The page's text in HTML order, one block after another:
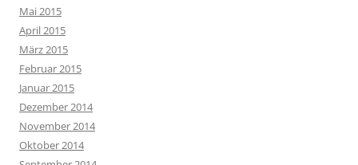
Mai 2015
April 2015
März 2015
Februar 2015
Januar 2015
Dezember 2014
November 2014
Oktober 2014